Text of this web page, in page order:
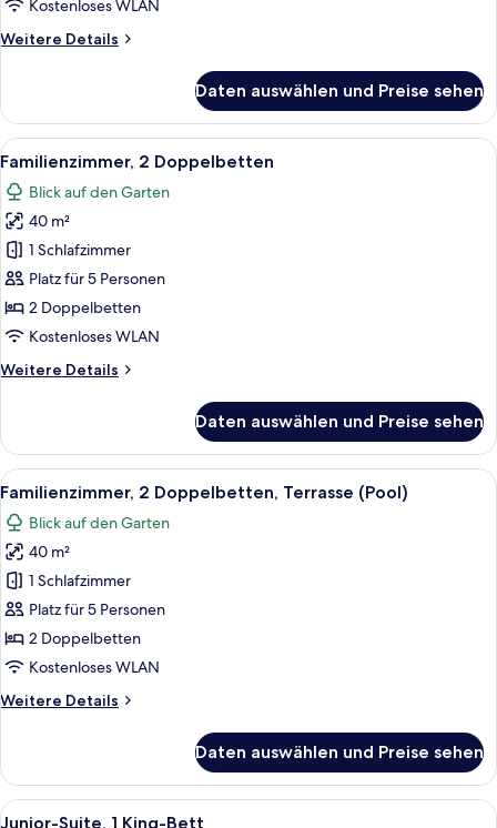
Kostenloses WLAN
Weitere Details
Weitere
Suite,
1 King-
Bett
Daten auswählen und Preise sehen
Alle
Fotos
für
Familienzimmer,
2 Doppelbetten
anzeigen
Familienzimmer, 2 Doppelbetten |
16
Familienzimmer, 2 Doppelbetten
Blick auf den Garten
40 m²
1 Schlafzimmer
Platz für 5 Personen
2 Doppelbetten
Kostenloses WLAN
Weitere Details
Weitere
2 Doppelbetten
Daten auswählen und Preise sehen
Alle
Fotos
für
Familienzimmer,
2 Doppelbetten,
Terrasse
(Pool)
anzeigen
Ein Hotelzimmer mit zwei Betten,
11
Familienzimmer, 2 Doppelbetten, Terrasse (Pool)
Blick auf den Garten
40 m²
1 Schlafzimmer
Platz für 5 Personen
2 Doppelbetten
Kostenloses WLAN
Weitere Details
Weitere
2 Doppelbetten,
Terrasse
(Pool)
Daten auswählen und Preise sehen
Alle
Ein Hotelzimmer mit einem großen
6
Junior-Suite, 1 King-Bett